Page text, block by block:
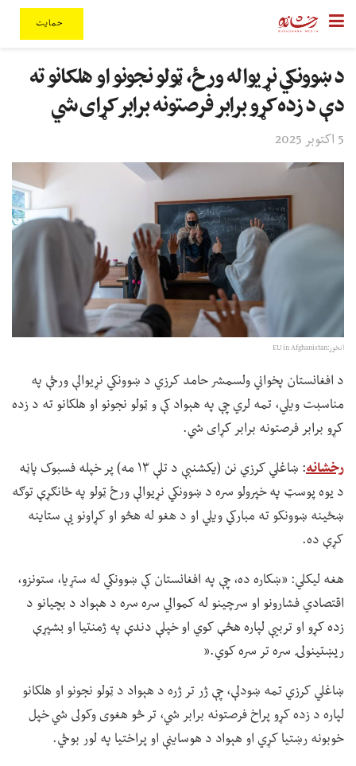
حمایت
د ښوونکي نړیواله ورځ، ټولو نجونو او هلکانو ته
دې د زده کړو برابر فرصتونه برابر کړای شي
5 اکتوبر 2025
انځور:EU in Afghanistan
د افغانستان پخواني ولسمشر حامد کرزي د ښوونکي نړیوالې ورځې په
مناسبت ویلي، تمه لري چې په هېواد کې و ټولو نجونو او هلکانو ته د زده
کړو برابر فرصتونه برابر کړای شي.
رخشانه
: ښاغلي کرزي نن (یکشنبې د تلې ۱۳ مه) پر خپله فسبوک پاڼه
د یوه پوسټ په خپرولو سره د ښوونکي نړیوالې ورځ ټولو په ځانګړې توګه
ښځینه ښوونکو ته مبارکي ویلي او د هغو له هڅو او کړاونو یې ستاینه
کړې ده.
هغه لیکلي: «ښکاره ده، چې په افغانستان کې ښوونکي له ستړیا، ستونزو،
اقتصادي فشارونو او سرچینو له کموالي سره سره د هېواد د بچیانو د
زده کړو او تربیې لپاره هڅې کوي او خپلې دندې په ژمنتیا او بشپړې
ریښتینولۍ سره تر سره کوي.«
ښاغلي کرزي تمه ښودلې، چې ژر تر ژره د هېواد د ټولو نجونو او هلکانو
لپاره د زده کړو پراخ فرصتونه برابر شي، تر څو هغوی وکولی شي خپل
خوبونه رښتیا کړي او هېواد د هوساینې او پراختیا په لور بوځي.